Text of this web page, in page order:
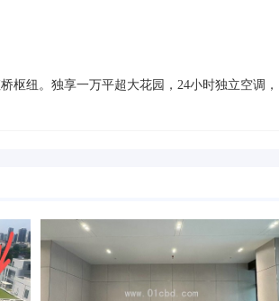
枢纽。独享一万平超大花园，24小时独立空调，